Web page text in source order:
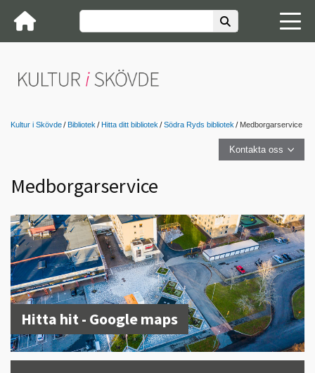
Kultur i Skövde Bibliotek Hitta ditt bibliotek Södra Ryds bibliotek Medborgarservice
Kontakta oss
Medborgarservice
Hitta hit - Google maps